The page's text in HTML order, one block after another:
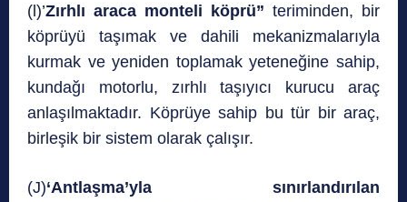
(l)’Zırhlı araca monteli köprü” teriminden, bir
köprüyü taşımak ve dahili mekanizmalarıyla
kurmak ve yeniden toplamak yeteneğine sahip,
kundağı motorlu, zırhlı taşıyıcı kurucu araç
anlaşılmaktadır. Köprüye sahip bu tür bir araç,
birleşik bir sistem olarak çalışır.
(J)‘Antlaşma’yla sınırlandırılan